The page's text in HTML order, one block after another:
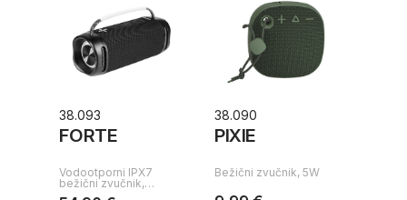
38.093
FORTE
Vodootporni IPX7
bežični zvučnik,…
38.090
PIXIE
Bežični zvučnik, 5W